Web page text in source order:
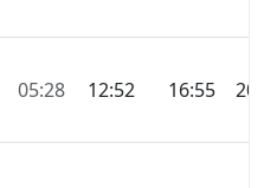
05:28 12:52 16:55